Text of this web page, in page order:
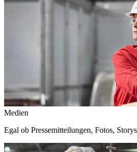
Medien
Egal ob Pressemitteilungen, Fotos,